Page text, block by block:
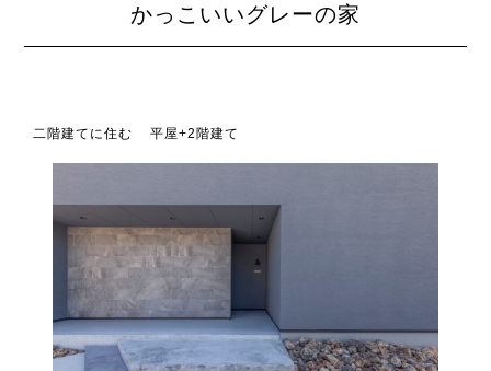
かっこいいグレーの家
二階建てに住む 平屋+2階建て